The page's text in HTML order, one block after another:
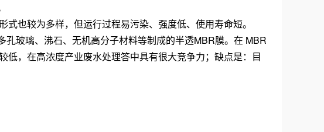
也较为多样，但运行过程易污染、强度低、使用寿命短。
玻璃、沸石、无机高分子材料等制成的半透MBR膜。在 MBR
低，在高浓度产业废水处理答中具有很大竞争力；缺点是：目